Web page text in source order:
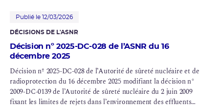
commune de Civaux (département de la Vienne)
Publié le 12/03/2026
DÉCISIONS DE L'ASNR
Décision nº 2025-DC-028 de l’ASNR du 16
décembre 2025
Décision nº 2025-DC-028 de l’Autorité de sûreté nucléaire et de
radioprotection du 16 décembre 2025 modifiant la décision n°
2009-DC-0139 de l’Autorité de sûreté nucléaire du 2 juin 2009
fixant les limites de rejets dans l’environnement des effluents